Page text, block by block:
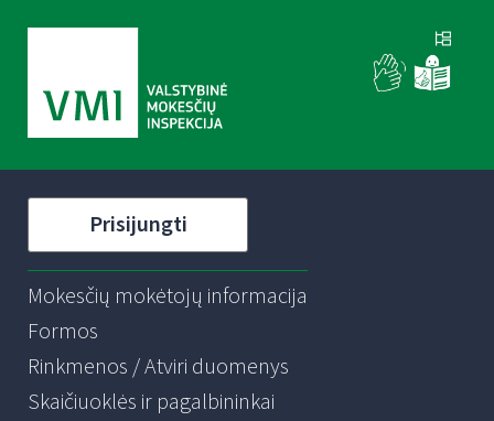
Prisijungti
Mokesčių mokėtojų informacija
Formos
Rinkmenos / Atviri duomenys
Skaičiuoklės ir pagalbininkai